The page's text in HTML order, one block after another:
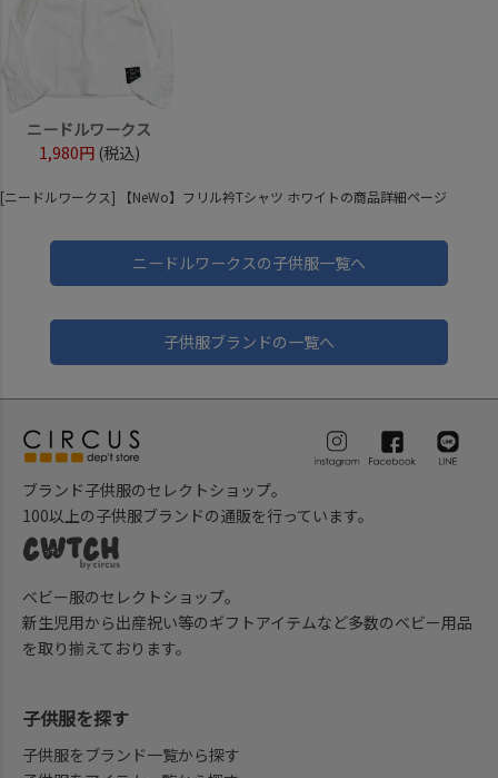
ニードルワークス
1,980円 (税込)
[ニードルワークス] 【NeWo】フリル衿Tシャツ ホワイトの商品詳細ページ
ニードルワークスの子供服一覧へ
子供服ブランドの一覧へ
ブランド子供服のセレクトショップ。
100以上の子供服ブランドの通販を行っています。
ベビー服のセレクトショップ。
新生児用から出産祝い等のギフトアイテムなど多数のベビー用品
を取り揃えております。
子供服を探す
子供服をブランド一覧から探す